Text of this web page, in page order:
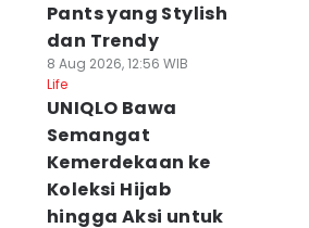
Pants yang Stylish
dan Trendy
8 Aug 2026, 12:56 WIB
Life
UNIQLO Bawa
Semangat
Kemerdekaan ke
Koleksi Hijab
hingga Aksi untuk